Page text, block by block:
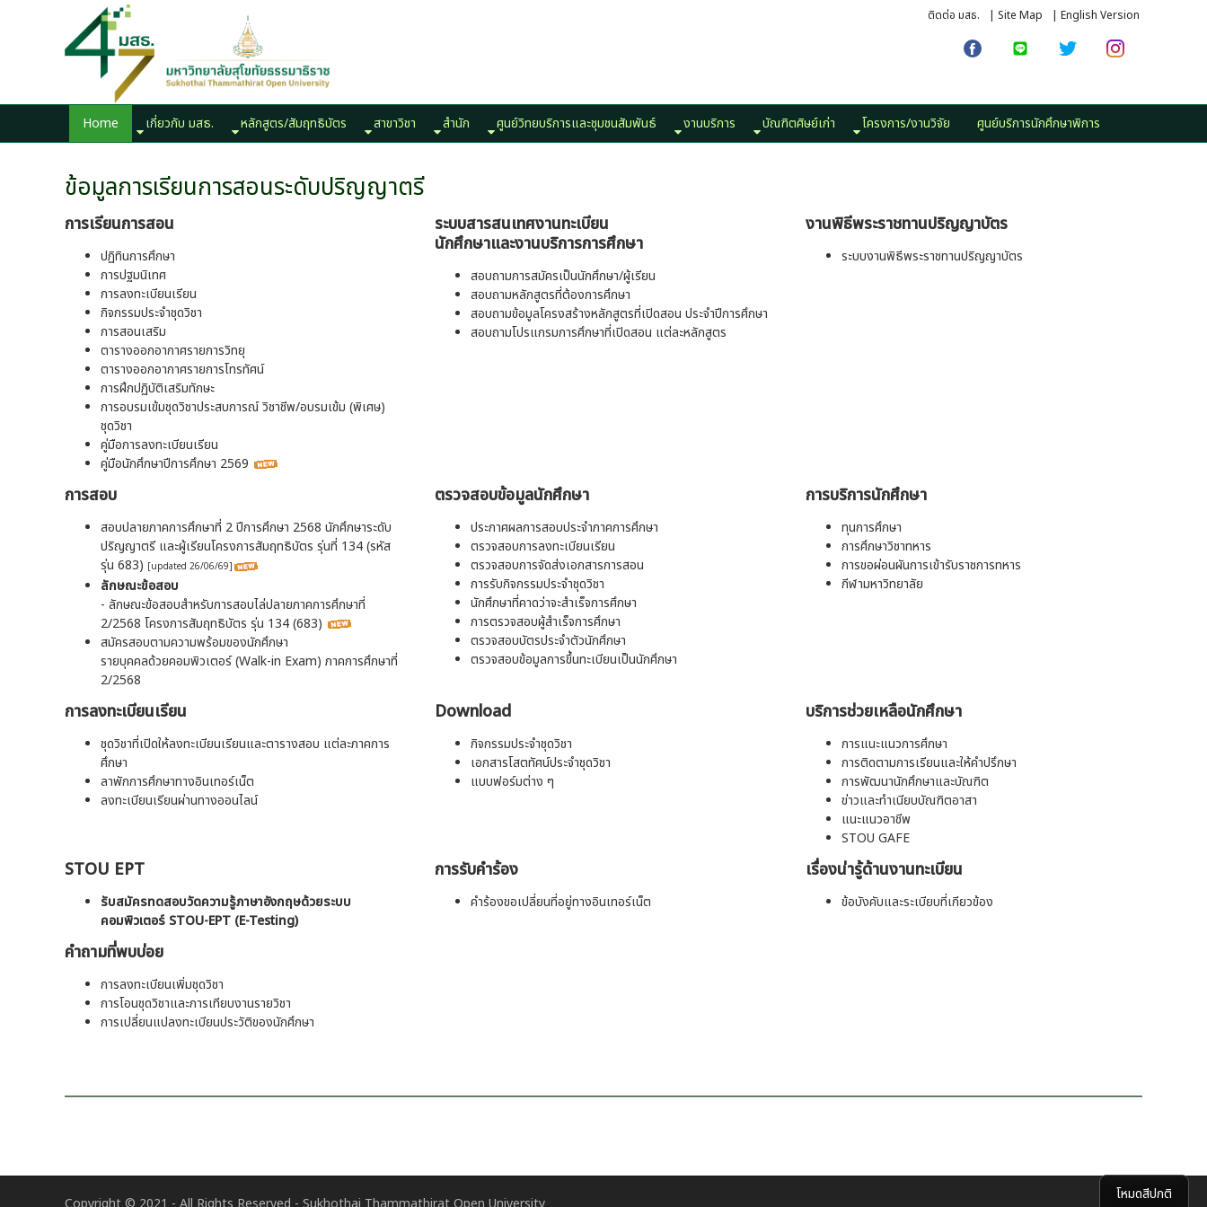
ติดต่อ มสธ. | Site Map | English Version
Home เกี่ยวกับ มสธ. หลักสูตร/สัมฤทธิบัตร สาขาวิชา สำนัก ศูนย์วิทยบริการและชุมชนสัมพันธ์ งานบริการ บัณฑิตศิษย์เก่า โครงการ/งานวิจัย ศูนย์บริการนักศึกษาพิการ
ข้อมูลการเรียนการสอนระดับปริญญาตรี
การเรียนการสอน
ปฏิทินการศึกษา
การปฐมนิเทศ
การลงทะเบียนเรียน
กิจกรรมประจำชุดวิชา
การสอนเสริม
ตารางออกอากาศรายการวิทยุ
ตารางออกอากาศรายการโทรทัศน์
การฝึกปฏิบัติเสริมทักษะ
การอบรมเข้มชุดวิชาประสบการณ์ วิชาชีพ/อบรมเข้ม (พิเศษ)
ชุดวิชา
คู่มือการลงทะเบียนเรียน
คู่มือนักศึกษาปีการศึกษา 2569
ระบบสารสนเทศงานทะเบียน
นักศึกษาและงานบริการการศึกษา
สอบถามการสมัครเป็นนักศึกษา/ผู้เรียน
สอบถามหลักสูตรที่ต้องการศึกษา
สอบถามข้อมูลโครงสร้างหลักสูตรที่เปิดสอน ประจำปีการศึกษา
สอบถามโปรแกรมการศึกษาที่เปิดสอน แต่ละหลักสูตร
งานพิธีพระราชทานปริญญาบัตร
ระบบงานพิธีพระราชทานปริญญาบัตร
การสอบ
สอบปลายภาคการศึกษาที่ 2 ปีการศึกษา 2568 นักศึกษาระดับ
ปริญญาตรี และผู้เรียนโครงการสัมฤทธิบัตร รุ่นที่ 134 (รหัส
รุ่น 683) [updated 26/06/69]
ลักษณะข้อสอบ
- ลักษณะข้อสอบสำหรับการสอบไล่ปลายภาคการศึกษาที่
2/2568 โครงการสัมฤทธิบัตร รุ่น 134 (683)
สมัครสอบตามความพร้อมของนักศึกษา
รายบุคคลด้วยคอมพิวเตอร์ (Walk-in Exam) ภาคการศึกษาที่
2/2568
ตรวจสอบข้อมูลนักศึกษา
ประกาศผลการสอบประจำภาคการศึกษา
ตรวจสอบการลงทะเบียนเรียน
ตรวจสอบการจัดส่งเอกสารการสอน
การรับกิจกรรมประจำชุดวิชา
นักศึกษาที่คาดว่าจะสำเร็จการศึกษา
การตรวจสอบผู้สำเร็จการศึกษา
ตรวจสอบบัตรประจำตัวนักศึกษา
ตรวจสอบข้อมูลการขึ้นทะเบียนเป็นนักศึกษา
การบริการนักศึกษา
ทุนการศึกษา
การศึกษาวิชาทหาร
การขอผ่อนผันการเข้ารับราชการทหาร
กีฬามหาวิทยาลัย
การลงทะเบียนเรียน
ชุดวิชาที่เปิดให้ลงทะเบียนเรียนและตารางสอบ แต่ละภาคการ
ศึกษา
ลาพักการศึกษาทางอินเทอร์เน็ต
ลงทะเบียนเรียนผ่านทางออนไลน์
Download
กิจกรรมประจำชุดวิชา
เอกสารโสตทัศน์ประจำชุดวิชา
แบบฟอร์มต่าง ๆ
บริการช่วยเหลือนักศึกษา
การแนะแนวการศึกษา
การติดตามการเรียนและให้คำปรึกษา
การพัฒนานักศึกษาและบัณฑิต
ข่าวและทำเนียบบัณฑิตอาสา
แนะแนวอาชีพ
STOU GAFE
STOU EPT
รับสมัครทดสอบวัดความรู้ภาษาอังกฤษด้วยระบบ
คอมพิวเตอร์ STOU-EPT (E-Testing)
การรับคำร้อง
คำร้องขอเปลี่ยนที่อยู่ทางอินเทอร์เน็ต
เรื่องน่ารู้ด้านงานทะเบียน
ข้อบังคับและระเบียบที่เกียวข้อง
คำถามที่พบบ่อย
การลงทะเบียนเพิ่มชุดวิชา
การโอนชุดวิชาและการเทียบงานรายวิชา
การเปลี่ยนแปลงทะเบียนประวัติของนักศึกษา
โหมดสีปกติ